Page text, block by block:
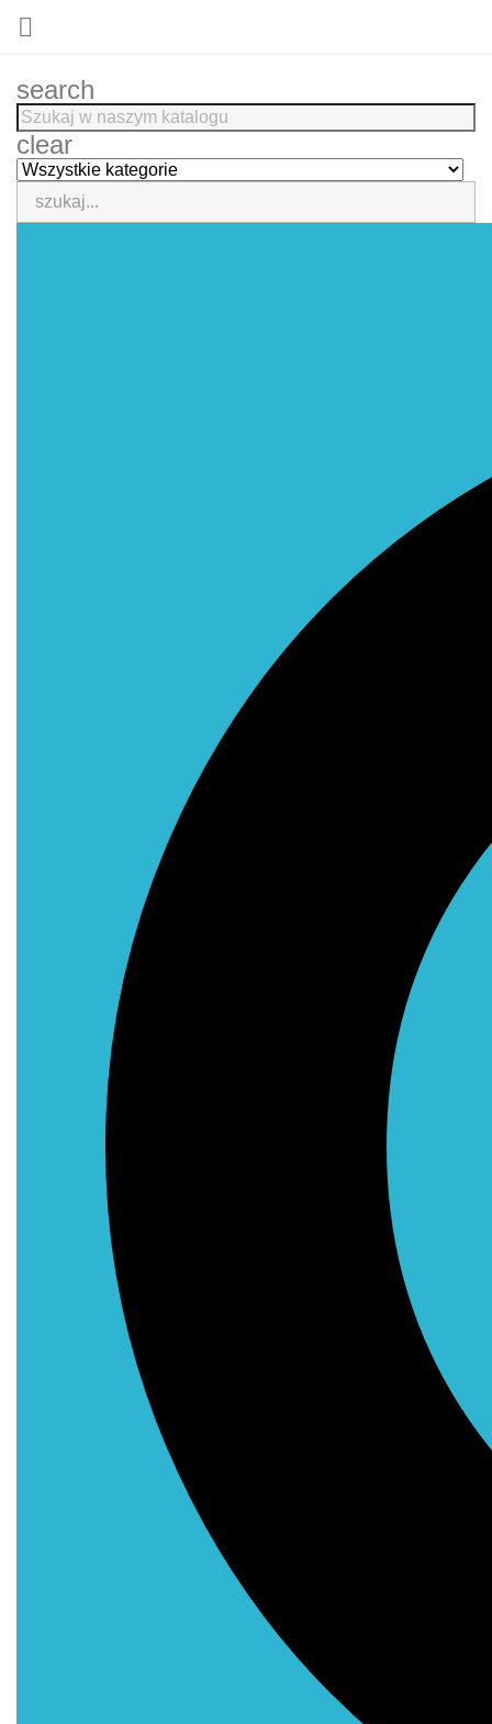

search
clear